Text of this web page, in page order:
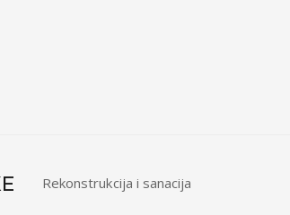
Rekonstrukcija i sanacija